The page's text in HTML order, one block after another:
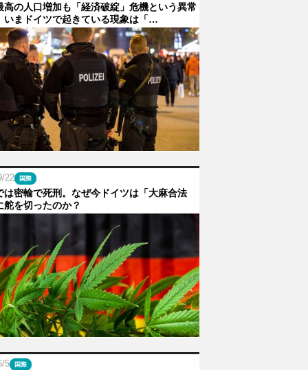
高の人口増加も「経済破綻」危機という異常
いまドイツで起きている現象は「…
22 国際
は密輸で死刑。なぜ今ドイツは「大麻合法
舵を切ったのか？
5 国際